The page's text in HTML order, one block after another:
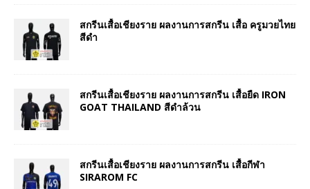
สกรีนเสื้อเชียงราย ผลงานการสกรีน เสื้อ ครูมวยไทย
สีดำ
สกรีนเสื้อเชียงราย ผลงานการสกรีน เสื้อยืด IRON
GOAT THAILAND สีดำล้วน
สกรีนเสื้อเชียงราย ผลงานการสกรีน เสื้อกีฬา
SIRAROM FC